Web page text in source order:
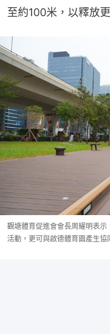
至約100米，以釋放
觀塘體育促進會會長周耀明表
活動，更可與啟德體育園產生協